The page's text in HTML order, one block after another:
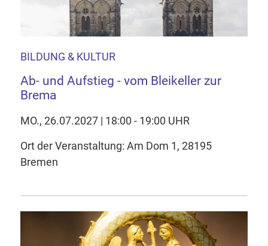
BILDUNG & KULTUR
Ab- und Aufstieg - vom Bleikeller zur
Brema
MO., 26.07.2027 | 18:00 - 19:00 UHR
Ort der Veranstaltung: Am Dom 1, 28195
Bremen